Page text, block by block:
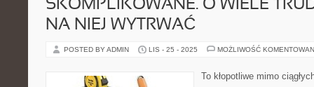
SKOMPLIKOWANE. O WIELE
NA NIEJ WYTRWAĆ
POSTED BY ADMIN LIS - 25 - 2025 MOŻLIWOŚĆ
To kłopotliwe mimo